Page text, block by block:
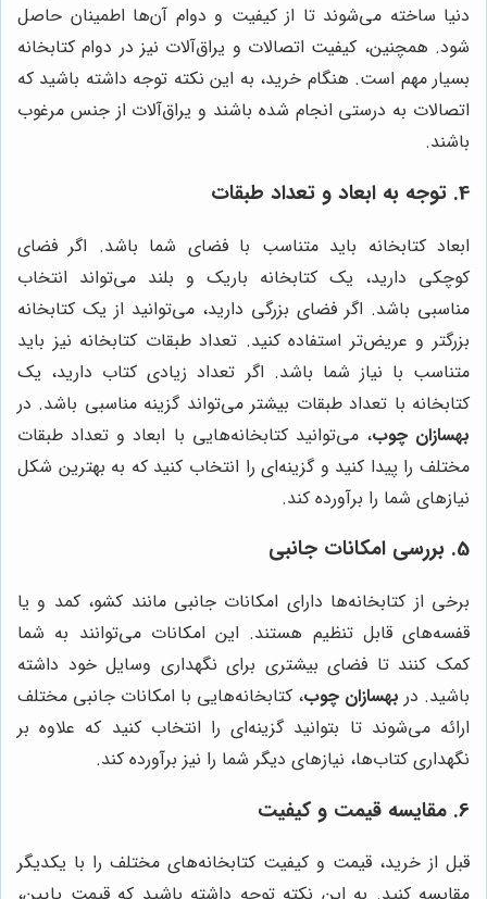
دنیا ساخته می‌شوند تا از کیفیت و دوام آن‌ها اطمینان حاصل
شود. همچنین، کیفیت اتصالات و یراق‌آلات نیز در دوام کتابخانه
بسیار مهم است. هنگام خرید، به این نکته توجه داشته باشید که
اتصالات به درستی انجام شده باشند و یراق‌آلات از جنس مرغوب
باشند.
4. توجه به ابعاد و تعداد طبقات
ابعاد کتابخانه باید متناسب با فضای شما باشد. اگر فضای
کوچکی دارید، یک کتابخانه باریک و بلند می‌تواند انتخاب
مناسبی باشد. اگر فضای بزرگی دارید، می‌توانید از یک کتابخانه
بزرگتر و عریض‌تر استفاده کنید. تعداد طبقات کتابخانه نیز باید
متناسب با نیاز شما باشد. اگر تعداد زیادی کتاب دارید، یک
کتابخانه با تعداد طبقات بیشتر می‌تواند گزینه مناسبی باشد. در
بهسازان چوب، می‌توانید کتابخانه‌هایی با ابعاد و تعداد طبقات
مختلف را پیدا کنید و گزینه‌ای را انتخاب کنید که به بهترین شکل
نیازهای شما را برآورده کند.
5. بررسی امکانات جانبی
برخی از کتابخانه‌ها دارای امکانات جانبی مانند کشو، کمد و یا
قفسه‌های قابل تنظیم هستند. این امکانات می‌توانند به شما
کمک کنند تا فضای بیشتری برای نگهداری وسایل خود داشته
باشید. در بهسازان چوب، کتابخانه‌هایی با امکانات جانبی مختلف
ارائه می‌شوند تا بتوانید گزینه‌ای را انتخاب کنید که علاوه بر
نگهداری کتاب‌ها، نیازهای دیگر شما را نیز برآورده کند.
6. مقایسه قیمت و کیفیت
قبل از خرید، قیمت و کیفیت کتابخانه‌های مختلف را با یکدیگر